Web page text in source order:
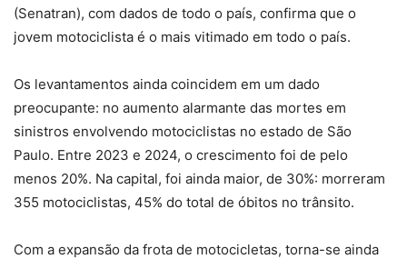
(Senatran), com dados de todo o país, confirma que o
jovem motociclista é o mais vitimado em todo o país.
Os levantamentos ainda coincidem em um dado
preocupante: no aumento alarmante das mortes em
sinistros envolvendo motociclistas no estado de São
Paulo. Entre 2023 e 2024, o crescimento foi de pelo
menos 20%. Na capital, foi ainda maior, de 30%: morreram
355 motociclistas, 45% do total de óbitos no trânsito.
Com a expansão da frota de motocicletas, torna-se ainda